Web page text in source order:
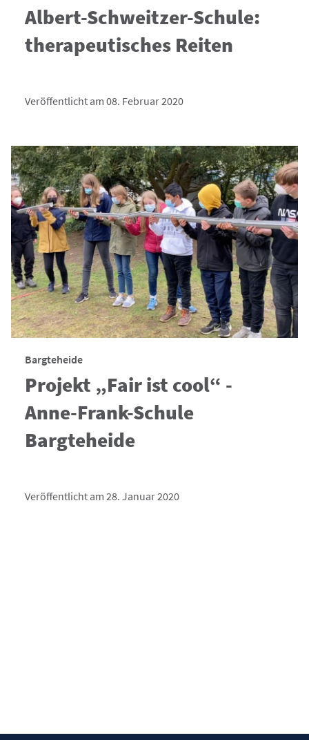
Albert-Schweitzer-Schule:
therapeutisches Reiten
Veröffentlicht am 08. Februar 2020
Bargteheide
Projekt „Fair ist cool“ -
Anne-Frank-Schule
Bargteheide
Veröffentlicht am 28. Januar 2020